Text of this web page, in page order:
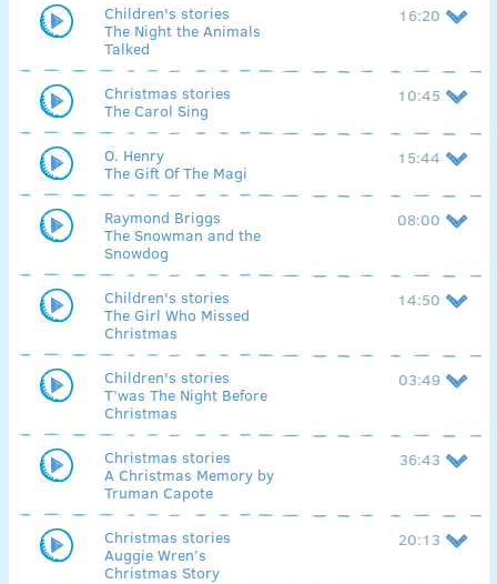
Children's stories
The Night the Animals
Talked
16:20
Christmas stories
The Carol Sing
10:45
O. Henry
The Gift Of The Magi
15:44
Raymond Briggs
The Snowman and the
Snowdog
08:00
Children's stories
The Girl Who Missed
Christmas
14:50
Children's stories
T’was The Night Before
Christmas
03:49
Christmas stories
A Christmas Memory by
Truman Capote
36:43
Christmas stories
Auggie Wren’s
Christmas Story
20:13